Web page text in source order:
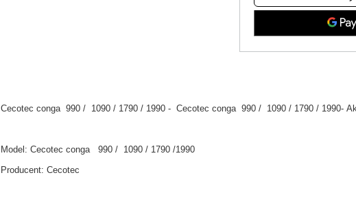
Cecotec conga 990 / 1090 / 1790 / 1990 - Cecotec conga 990 / 1090 / 1790 / 1990-
Model: Cecotec conga 990 / 1090 / 1790 /1990
Producent: Cecotec